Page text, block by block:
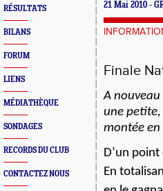
RÉSULTATS
BILANS
FORUM
LIENS
MÉDIATHÈQUE
SONDAGES
RECORDS DU CLUB
CONTACTEZ NOUS
21 Mai 2010 -
Finale
A nouveau
une petite,
montée
D’un
En